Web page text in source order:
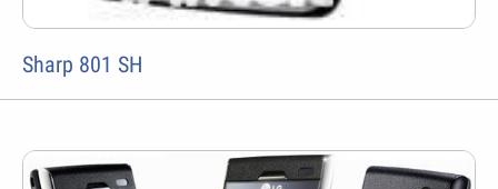
Sharp 801 SH